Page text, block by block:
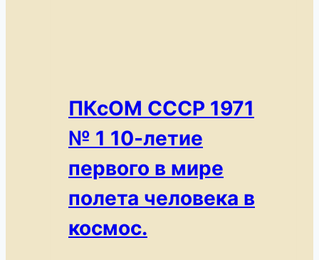
ПКсОМ СССР 1971
№ 1 10-летие
первого в мире
полета человека в
космос.